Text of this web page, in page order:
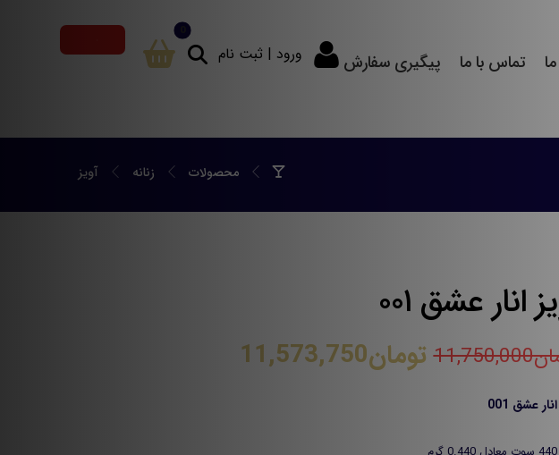
تماس با ما پیگیری سفارش ورود | ثبت نام
محصولات زنانه آویز
انار عشق ۰۰۱
11,750,000 تومان11,573,750
عشق 001